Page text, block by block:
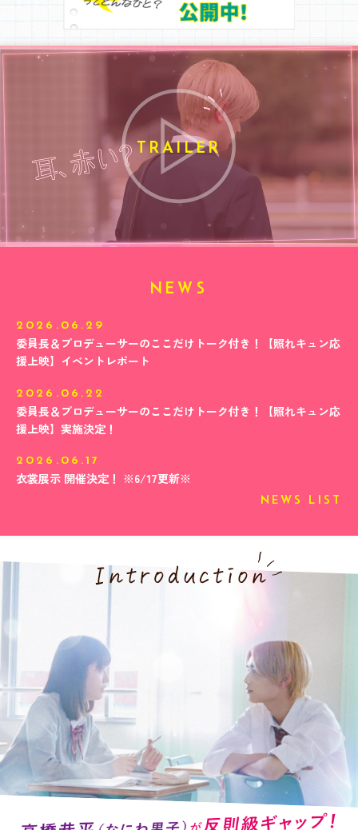
TRAILER
NEWS
2026.06.29
委員長＆プロデューサーのここだけトーク付き！【照れキュン応
援上映】イベントレポート
2026.06.22
委員長＆プロデューサーのここだけトーク付き！【照れキュン応
援上映】実施決定！
2026.06.17
衣裳展示 開催決定！ ※6/17更新※
NEWS LIST